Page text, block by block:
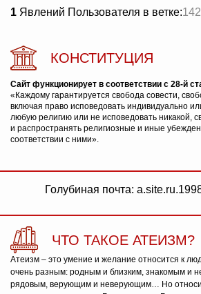
1 Явлений Пользователя в ветке:
КОНСТИТУЦИЯ
Сайт функционирует в соответствии с 28-й
«Каждому гарантируется свобода совести,
включая право исповедовать индивидуально
любую религию или не исповедовать никакой,
и распространять религиозные и иные
соответствии с ними».
Голубиная почта:
ЧТО ТАКОЕ АТЕИЗМ?
Атеизм – это умение и желание относится к
очень разным: родным и близким, знакомым и
рядовым, верующим и неверующим… Но